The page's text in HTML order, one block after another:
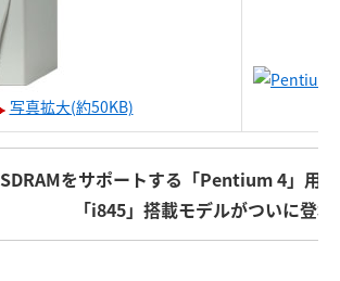
写真拡大(約50KB)
SDRAMをサポートする「Pentium 4」用
「i845」搭載モデルがついに登場